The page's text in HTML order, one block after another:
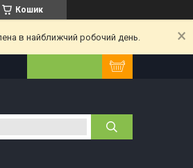
Кошик
в найближчий робочий день.